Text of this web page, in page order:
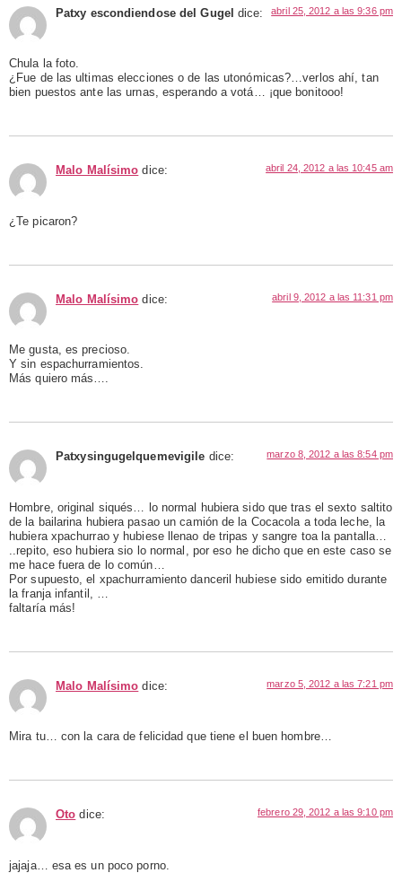
Patxy escondiendose del Gugel dice: abril 25, 2012 a las 9:36 pm
Chula la foto.
¿Fue de las ultimas elecciones o de las utonómicas?…verlos ahí, tan
bien puestos ante las urnas, esperando a votá… ¡que bonitooo!
Malo Malísimo dice: abril 24, 2012 a las 10:45 am
¿Te picaron?
Malo Malísimo dice: abril 9, 2012 a las 11:31 pm
Me gusta, es precioso.
Y sin espachurramientos.
Más quiero más….
Patxysingugelquemevigile dice: marzo 8, 2012 a las 8:54 pm
Hombre, original siqués… lo normal hubiera sido que tras el sexto saltito
de la bailarina hubiera pasao un camión de la Cocacola a toda leche, la
hubiera xpachurrao y hubiese llenao de tripas y sangre toa la pantalla…
..repito, eso hubiera sio lo normal, por eso he dicho que en este caso se
me hace fuera de lo común…
Por supuesto, el xpachurramiento danceril hubiese sido emitido durante
la franja infantil, …
faltaría más!
Malo Malísimo dice: marzo 5, 2012 a las 7:21 pm
Mira tu… con la cara de felicidad que tiene el buen hombre…
Oto dice: febrero 29, 2012 a las 9:10 pm
jajaja… esa es un poco porno.